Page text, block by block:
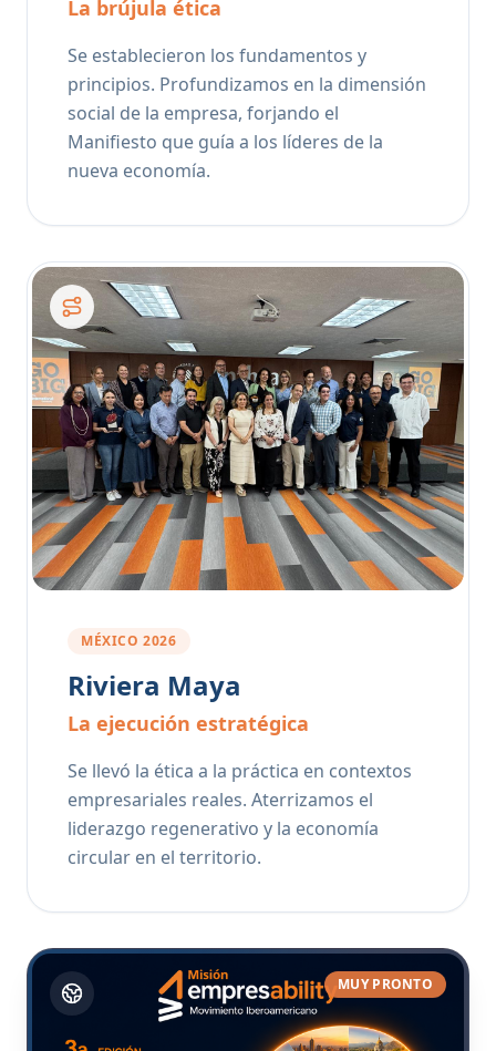
La brújula ética
Se establecieron los fundamentos y
principios. Profundizamos en la dimensión
social de la empresa, forjando el
Manifiesto que guía a los líderes de la
nueva economía.
MÉXICO 2026
Riviera Maya
La ejecución estratégica
Se llevó la ética a la práctica en contextos
empresariales reales. Aterrizamos el
liderazgo regenerativo y la economía
circular en el territorio.
MUY PRONTO